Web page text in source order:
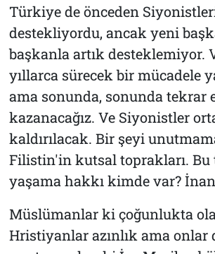
Türkiye de önceden
destekliyordu, ancak yeni
başkanla artık desteklemiyor.
yıllarca sürecek bir mücadele
ama sonunda, sonunda tekrar
kazanacağız. Ve Siyonistler
kaldırılacak. Bir şeyi
Filistin'in kutsal toprakları. Bu
yaşama hakkı kimde var?
Müslümanlar ki çoğunlukta
Hristiyanlar azınlık ama onlar